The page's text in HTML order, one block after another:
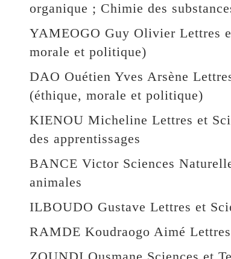
organique ; Chimie des
YAMEOGO Guy Olivier Lettres
morale et politique)
DAO Ouétien Yves Arsène
(éthique, morale et politique)
KIENOU Micheline Lettres et
des apprentissages
BANCE Victor Sciences
animales
ILBOUDO Gustave Lettres et
RAMDE Koudraogo Aimé